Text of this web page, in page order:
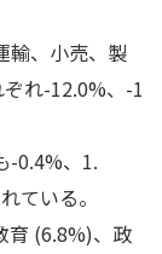
輸、小売、製
れ-12.0%、-1
-0.4%、1.
ている。
育 (6.8%)、政